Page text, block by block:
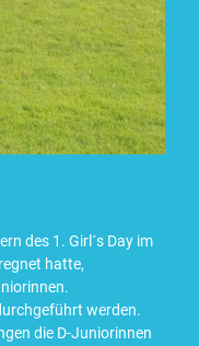
des 1. Girl´s Day im
hatte,
werden.
die D-Juniorinnen